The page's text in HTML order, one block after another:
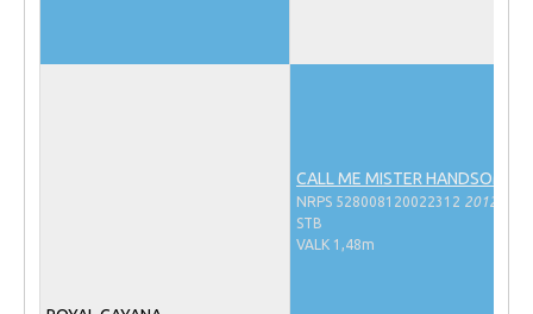
Veulenregistratie
Informatie aan je paard of pony toevoegen
CALL ME MISTER HANDSOME
NRPS 528008120022312 2012
STB
VALK 1,48m